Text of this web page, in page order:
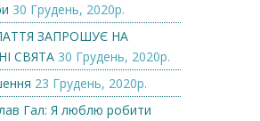
30 Грудень, 2020р.
ЗАПРОШУЄ НА
СВЯТА 30 Грудень, 2020р.
23 Грудень, 2020р.
Гал: Я люблю робити